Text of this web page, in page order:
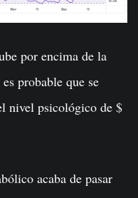
por encima de la
probable que se
nivel psicológico de $
acaba de pasar